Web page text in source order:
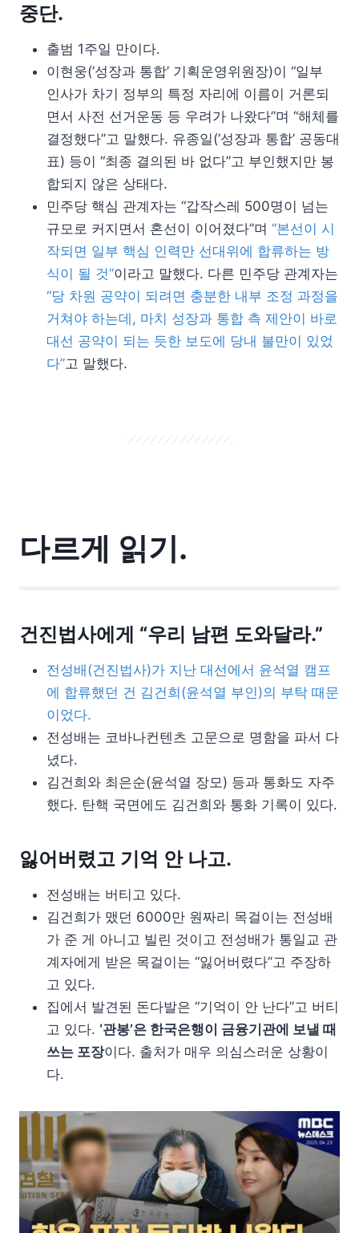
중단.
출범 1주일 만이다.
이현웅(’성장과 통합’ 기획운영위원장)이 “일부
인사가 차기 정부의 특정 자리에 이름이 거론되
면서 사전 선거운동 등 우려가 나왔다”며 “해체를
결정했다”고 말했다. 유종일(’성장과 통합’ 공동대
표) 등이 “최종 결의된 바 없다”고 부인했지만 봉
합되지 않은 상태다.
민주당 핵심 관계자는 “갑작스레 500명이 넘는
규모로 커지면서 혼선이 이어졌다”며 “본선이 시
작되면 일부 핵심 인력만 선대위에 합류하는 방
식이 될 것”이라고 말했다. 다른 민주당 관계자는
“당 차원 공약이 되려면 충분한 내부 조정 과정을
거쳐야 하는데, 마치 성장과 통합 측 제안이 바로
대선 공약이 되는 듯한 보도에 당내 불만이 있었
다”고 말했다.
다르게 읽기.
건진법사에게 “우리 남편 도와달라.”
전성배(건진법사)가 지난 대선에서 윤석열 캠프
에 합류했던 건 김건희(윤석열 부인)의 부탁 때문
이었다.
전성배는 코바나컨텐츠 고문으로 명함을 파서 다
녔다.
김건희와 최은순(윤석열 장모) 등과 통화도 자주
했다. 탄핵 국면에도 김건희와 통화 기록이 있다.
잃어버렸고 기억 안 나고.
전성배는 버티고 있다.
김건희가 맸던 6000만 원짜리 목걸이는 전성배
가 준 게 아니고 빌린 것이고 전성배가 통일교 관
계자에게 받은 목걸이는 “잃어버렸다”고 주장하
고 있다.
집에서 발견된 돈다발은 “기억이 안 난다”고 버티
고 있다. ‘관봉’은 한국은행이 금융기관에 보낼 때
쓰는 포장이다. 출처가 매우 의심스러운 상황이
다.